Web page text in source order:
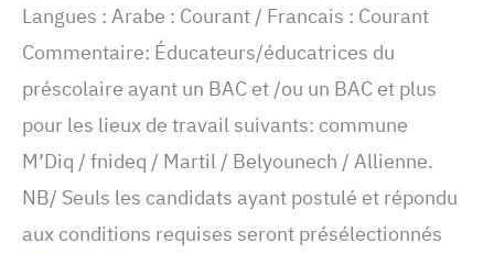
Langues : Arabe : Courant / Francais : Courant
Commentaire: Éducateurs/éducatrices du
préscolaire ayant un BAC et /ou un BAC et plus
pour les lieux de travail suivants: commune
M’Diq / fnideq / Martil / Belyounech / Allienne.
NB/ Seuls les candidats ayant postulé et répondu
aux conditions requises seront présélectionnés